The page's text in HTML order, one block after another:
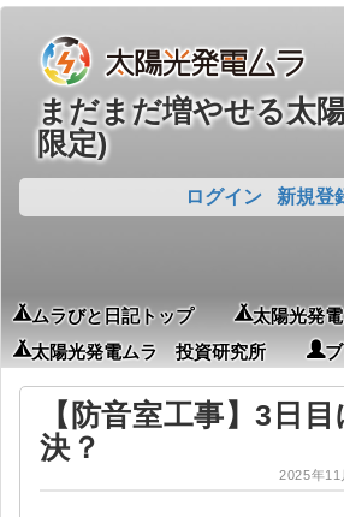
まだまだ増やせる太
限定)
ログイン 新規登
ムラびと日記トップ
太陽光発
太陽光発電ムラ 投資研究所
【防音室工事】3日
決？
2025年11